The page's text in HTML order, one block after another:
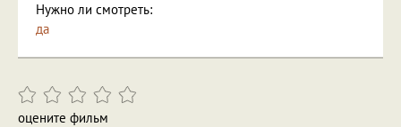
Нужно ли смотреть:
да
оцените фильм